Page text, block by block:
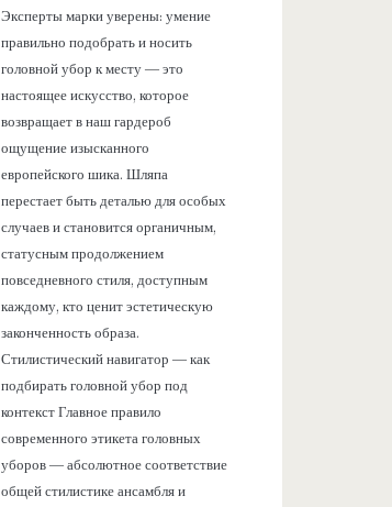
Эксперты марки уверены: умение
правильно подобрать и носить
головной убор к месту — это
настоящее искусство, которое
возвращает в наш гардероб
ощущение изысканного
европейского шика. Шляпа
перестает быть деталью для особых
случаев и становится органичным,
статусным продолжением
повседневного стиля, доступным
каждому, кто ценит эстетическую
законченность образа.
Стилистический навигатор — как
подбирать головной убор под
контекст Главное правило
современного этикета головных
уборов — абсолютное соответствие
общей стилистике ансамбля и